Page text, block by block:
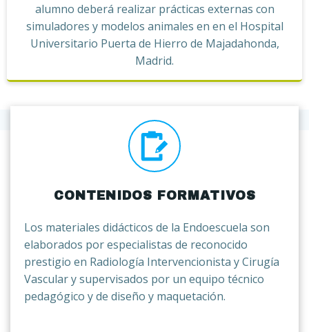
alumno deberá realizar prácticas externas con
simuladores y modelos animales en en el Hospital
Universitario Puerta de Hierro de Majadahonda,
Madrid.
CONTENIDOS FORMATIVOS
Los materiales didácticos de la Endoescuela son
elaborados por especialistas de reconocido
prestigio en Radiología Intervencionista y Cirugía
Vascular y supervisados por un equipo técnico
pedagógico y de diseño y maquetación.